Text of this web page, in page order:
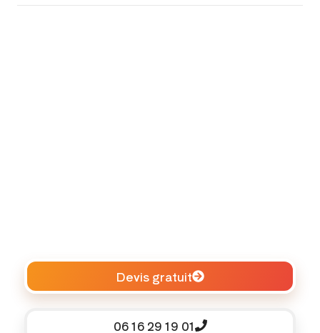
Devis gratuit
06 16 29 19 01